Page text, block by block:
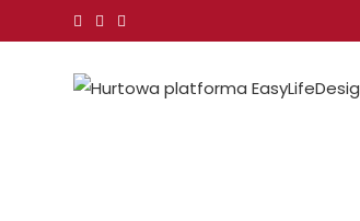
treści